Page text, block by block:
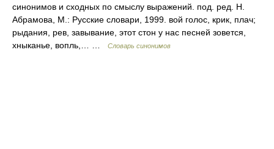
синонимов и сходных по смыслу выражений. под. ред. Н.
Абрамова, М.: Русские словари, 1999. вой голос, крик, плач;
рыдания, рев, завывание, этот стон у нас песней зовется,
хныканье, вопль,… …
Словарь синонимов